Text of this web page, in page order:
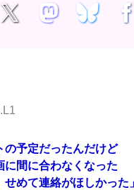
の予定だったんだけど
間に合わなくなった
めて連絡がほしかった